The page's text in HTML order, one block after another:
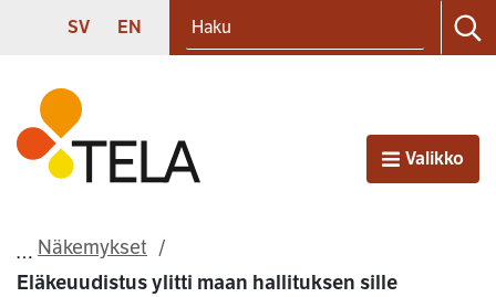
Siirry sisältöön
SVENSKA
SV ENGLISH
EN
Etusivu
AvaaValikko
Näkemykset
Eläkeuudistus ylitti maan hallituksen sille